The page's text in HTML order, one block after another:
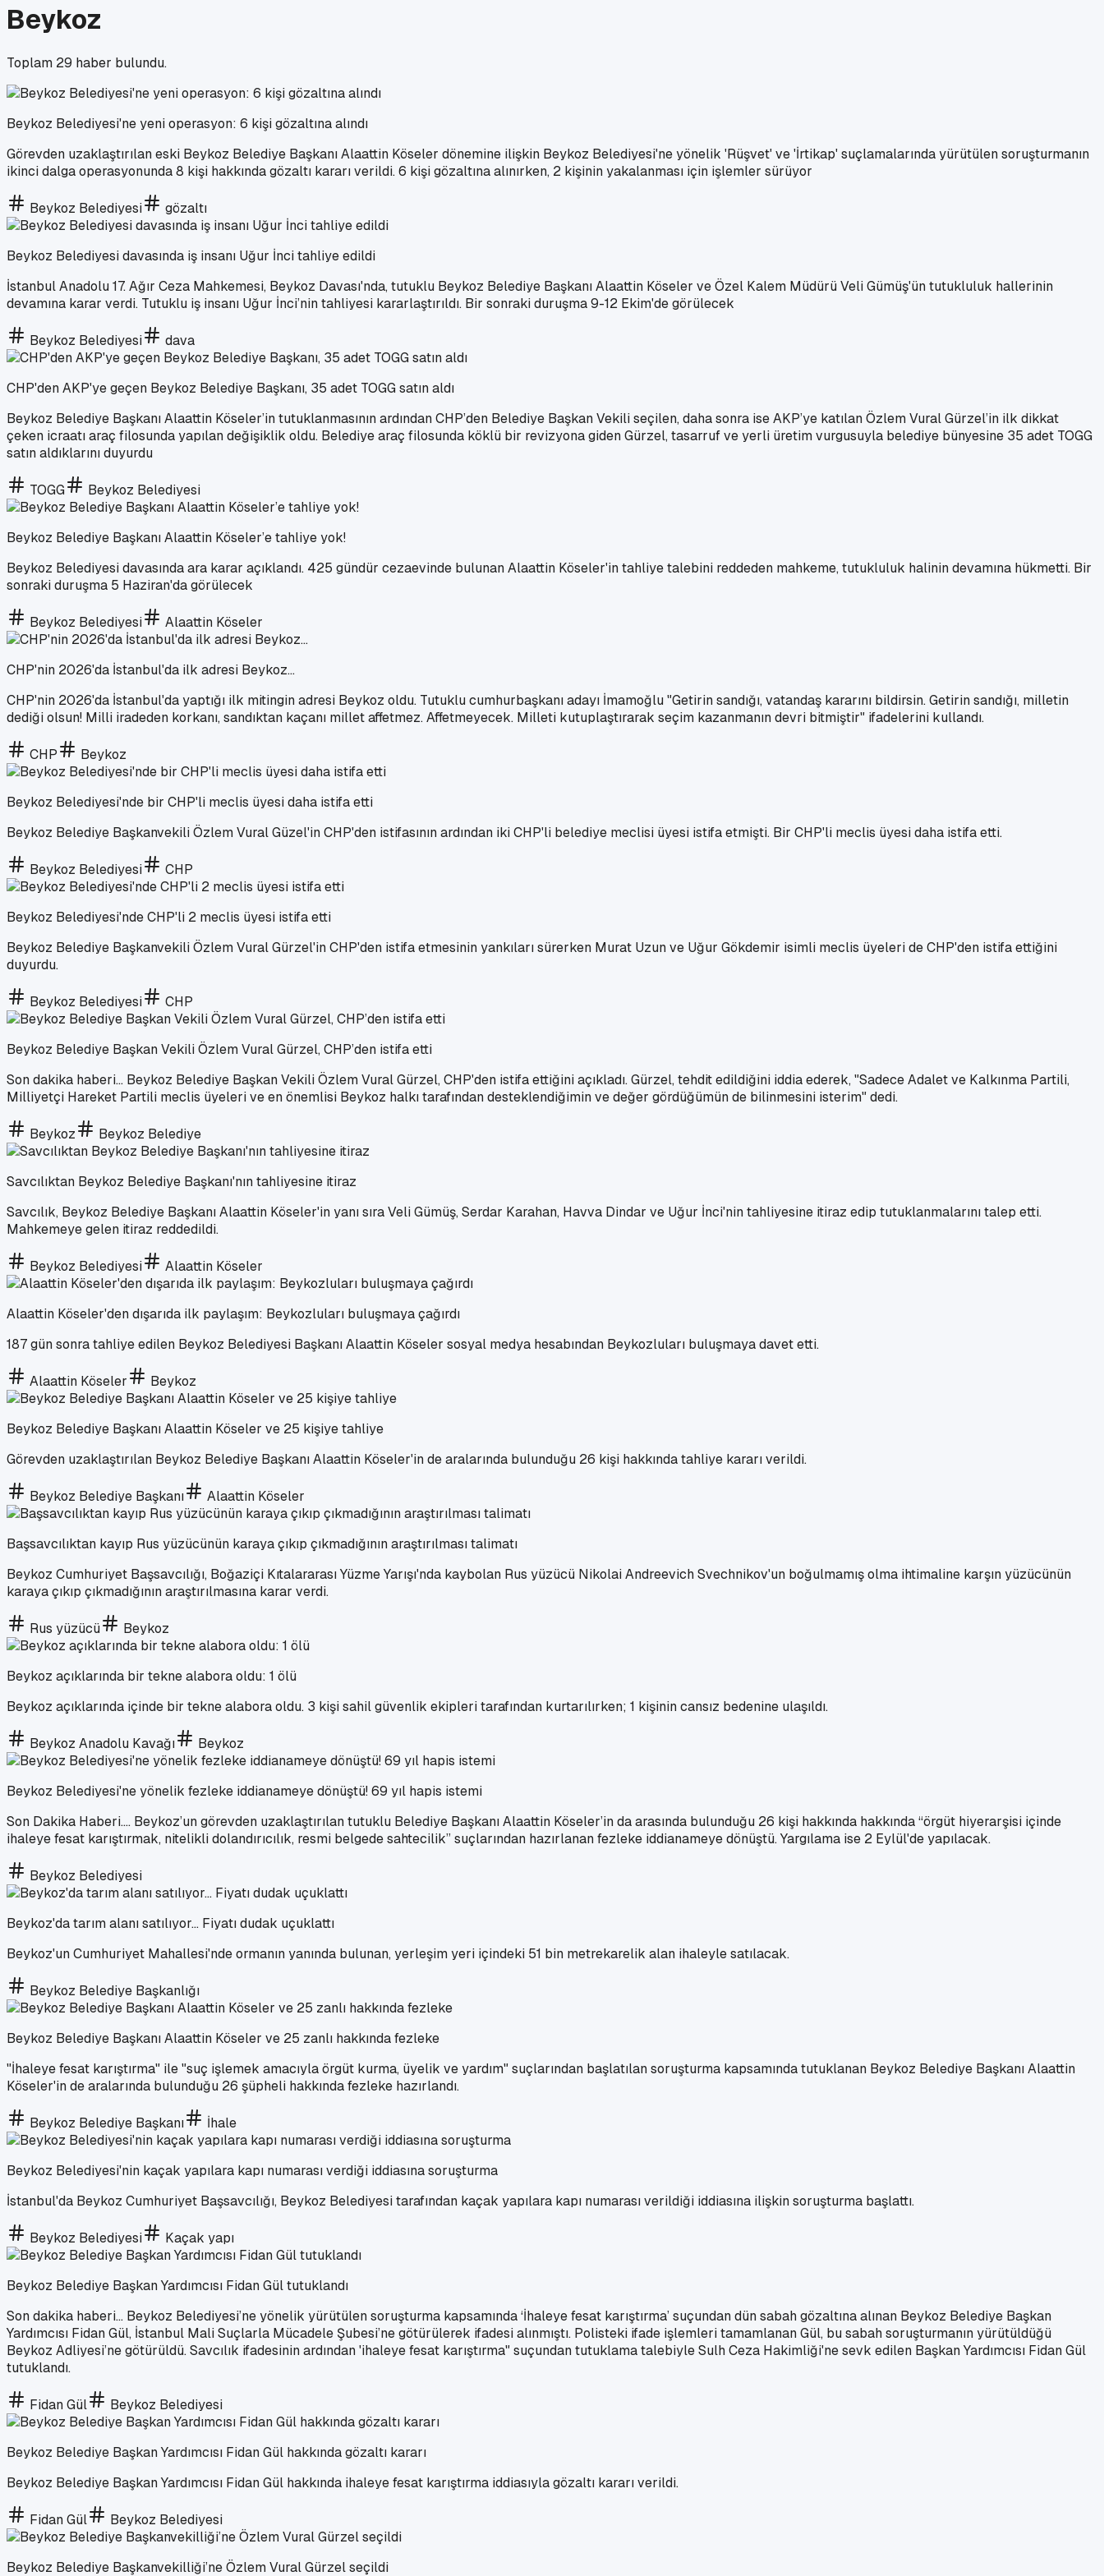
Beykoz
Toplam 29 haber bulundu.
Beykoz Belediyesi'ne yeni operasyon: 6 kişi gözaltına alındı
Görevden uzaklaştırılan eski Beykoz Belediye Başkanı Alaattin Köseler dönemine ilişkin Beykoz Belediyesi'ne yönelik 'Rüşvet' ve 'İrtikap' suçlamalarında yürütülen soruşturmanın
ikinci dalga operasyonunda 8 kişi hakkında gözaltı kararı verildi. 6 kişi gözaltına alınırken, 2 kişinin yakalanması için işlemler sürüyor
Beykoz Belediyesi gözaltı
Beykoz Belediyesi davasında iş insanı Uğur İnci tahliye edildi
İstanbul Anadolu 17. Ağır Ceza Mahkemesi, Beykoz Davası'nda, tutuklu Beykoz Belediye Başkanı Alaattin Köseler ve Özel Kalem Müdürü Veli Gümüş'ün tutukluluk hallerinin
devamına karar verdi. Tutuklu iş insanı Uğur İnci’nin tahliyesi kararlaştırıldı. Bir sonraki duruşma 9-12 Ekim'de görülecek
Beykoz Belediyesi dava
CHP'den AKP'ye geçen Beykoz Belediye Başkanı, 35 adet TOGG satın aldı
Beykoz Belediye Başkanı Alaattin Köseler’in tutuklanmasının ardından CHP’den Belediye Başkan Vekili seçilen, daha sonra ise AKP’ye katılan Özlem Vural Gürzel’in ilk dikkat
çeken icraatı araç filosunda yapılan değişiklik oldu. Belediye araç filosunda köklü bir revizyona giden Gürzel, tasarruf ve yerli üretim vurgusuyla belediye bünyesine 35 adet TOGG
satın aldıklarını duyurdu
TOGG Beykoz Belediyesi
Beykoz Belediye Başkanı Alaattin Köseler’e tahliye yok!
Beykoz Belediyesi davasında ara karar açıklandı. 425 gündür cezaevinde bulunan Alaattin Köseler'in tahliye talebini reddeden mahkeme, tutukluluk halinin devamına hükmetti. Bir
sonraki duruşma 5 Haziran'da görülecek
Beykoz Belediyesi Alaattin Köseler
CHP'nin 2026'da İstanbul'da ilk adresi Beykoz...
CHP'nin 2026'da İstanbul'da yaptığı ilk mitingin adresi Beykoz oldu. Tutuklu cumhurbaşkanı adayı İmamoğlu "Getirin sandığı, vatandaş kararını bildirsin. Getirin sandığı, milletin
dediği olsun! Milli iradeden korkanı, sandıktan kaçanı millet affetmez. Affetmeyecek. Milleti kutuplaştırarak seçim kazanmanın devri bitmiştir" ifadelerini kullandı.
CHP Beykoz
Beykoz Belediyesi'nde bir CHP'li meclis üyesi daha istifa etti
Beykoz Belediye Başkanvekili Özlem Vural Güzel'in CHP'den istifasının ardından iki CHP'li belediye meclisi üyesi istifa etmişti. Bir CHP'li meclis üyesi daha istifa etti.
Beykoz Belediyesi CHP
Beykoz Belediyesi'nde CHP'li 2 meclis üyesi istifa etti
Beykoz Belediye Başkanvekili Özlem Vural Gürzel'in CHP'den istifa etmesinin yankıları sürerken Murat Uzun ve Uğur Gökdemir isimli meclis üyeleri de CHP'den istifa ettiğini
duyurdu.
Beykoz Belediyesi CHP
Beykoz Belediye Başkan Vekili Özlem Vural Gürzel, CHP’den istifa etti
Son dakika haberi... Beykoz Belediye Başkan Vekili Özlem Vural Gürzel, CHP'den istifa ettiğini açıkladı. Gürzel, tehdit edildiğini iddia ederek, "Sadece Adalet ve Kalkınma Partili,
Milliyetçi Hareket Partili meclis üyeleri ve en önemlisi Beykoz halkı tarafından desteklendiğimin ve değer gördüğümün de bilinmesini isterim" dedi.
Beykoz Beykoz Belediye
Savcılıktan Beykoz Belediye Başkanı'nın tahliyesine itiraz
Savcılık, Beykoz Belediye Başkanı Alaattin Köseler'in yanı sıra Veli Gümüş, Serdar Karahan, Havva Dindar ve Uğur İnci'nin tahliyesine itiraz edip tutuklanmalarını talep etti.
Mahkemeye gelen itiraz reddedildi.
Beykoz Belediyesi Alaattin Köseler
Alaattin Köseler'den dışarıda ilk paylaşım: Beykozluları buluşmaya çağırdı
187 gün sonra tahliye edilen Beykoz Belediyesi Başkanı Alaattin Köseler sosyal medya hesabından Beykozluları buluşmaya davet etti.
Alaattin Köseler Beykoz
Beykoz Belediye Başkanı Alaattin Köseler ve 25 kişiye tahliye
Görevden uzaklaştırılan Beykoz Belediye Başkanı Alaattin Köseler'in de aralarında bulunduğu 26 kişi hakkında tahliye kararı verildi.
Beykoz Belediye Başkanı Alaattin Köseler
Başsavcılıktan kayıp Rus yüzücünün karaya çıkıp çıkmadığının araştırılması talimatı
Beykoz Cumhuriyet Başsavcılığı, Boğaziçi Kıtalararası Yüzme Yarışı'nda kaybolan Rus yüzücü Nikolai Andreevich Svechnikov'un boğulmamış olma ihtimaline karşın yüzücünün
karaya çıkıp çıkmadığının araştırılmasına karar verdi.
Rus yüzücü Beykoz
Beykoz açıklarında bir tekne alabora oldu: 1 ölü
Beykoz açıklarında içinde bir tekne alabora oldu. 3 kişi sahil güvenlik ekipleri tarafından kurtarılırken; 1 kişinin cansız bedenine ulaşıldı.
Beykoz Anadolu Kavağı Beykoz
Beykoz Belediyesi'ne yönelik fezleke iddianameye dönüştü! 69 yıl hapis istemi
Son Dakika Haberi.... Beykoz’un görevden uzaklaştırılan tutuklu Belediye Başkanı Alaattin Köseler’in da arasında bulunduğu 26 kişi hakkında hakkında “örgüt hiyerarşisi içinde
ihaleye fesat karıştırmak, nitelikli dolandırıcılık, resmi belgede sahtecilik” suçlarından hazırlanan fezleke iddianameye dönüştü. Yargılama ise 2 Eylül'de yapılacak.
Beykoz Belediyesi
Beykoz'da tarım alanı satılıyor... Fiyatı dudak uçuklattı
Beykoz'un Cumhuriyet Mahallesi'nde ormanın yanında bulunan, yerleşim yeri içindeki 51 bin metrekarelik alan ihaleyle satılacak.
Beykoz Belediye Başkanlığı
Beykoz Belediye Başkanı Alaattin Köseler ve 25 zanlı hakkında fezleke
"İhaleye fesat karıştırma" ile "suç işlemek amacıyla örgüt kurma, üyelik ve yardım" suçlarından başlatılan soruşturma kapsamında tutuklanan Beykoz Belediye Başkanı Alaattin
Köseler'in de aralarında bulunduğu 26 şüpheli hakkında fezleke hazırlandı.
Beykoz Belediye Başkanı İhale
Beykoz Belediyesi'nin kaçak yapılara kapı numarası verdiği iddiasına soruşturma
İstanbul'da Beykoz Cumhuriyet Başsavcılığı, Beykoz Belediyesi tarafından kaçak yapılara kapı numarası verildiği iddiasına ilişkin soruşturma başlattı.
Beykoz Belediyesi Kaçak yapı
Beykoz Belediye Başkan Yardımcısı Fidan Gül tutuklandı
Son dakika haberi... Beykoz Belediyesi’ne yönelik yürütülen soruşturma kapsamında ‘İhaleye fesat karıştırma’ suçundan dün sabah gözaltına alınan Beykoz Belediye Başkan
Yardımcısı Fidan Gül, İstanbul Mali Suçlarla Mücadele Şubesi’ne götürülerek ifadesi alınmıştı. Polisteki ifade işlemleri tamamlanan Gül, bu sabah soruşturmanın yürütüldüğü
Beykoz Adliyesi’ne götürüldü. Savcılık ifadesinin ardından 'ihaleye fesat karıştırma" suçundan tutuklama talebiyle Sulh Ceza Hakimliği'ne sevk edilen Başkan Yardımcısı Fidan Gül
tutuklandı.
Fidan Gül Beykoz Belediyesi
Beykoz Belediye Başkan Yardımcısı Fidan Gül hakkında gözaltı kararı
Beykoz Belediye Başkan Yardımcısı Fidan Gül hakkında ihaleye fesat karıştırma iddiasıyla gözaltı kararı verildi.
Fidan Gül Beykoz Belediyesi
Beykoz Belediye Başkanvekilliği’ne Özlem Vural Gürzel seçildi